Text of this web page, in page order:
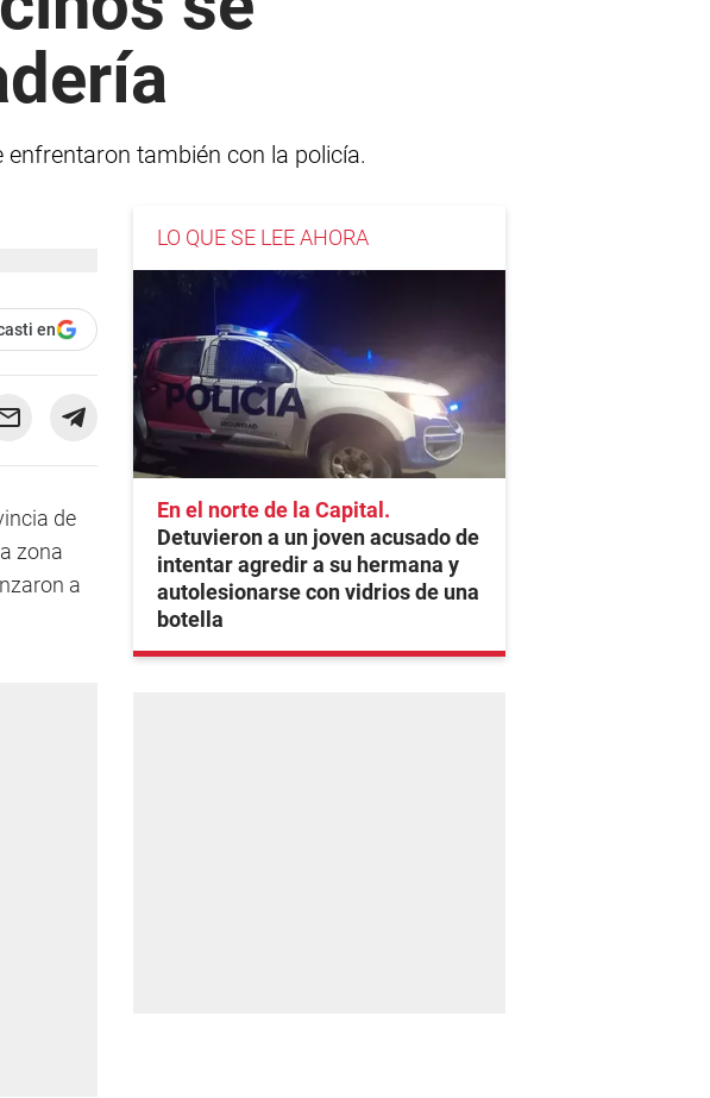
también con la policía.
en
de
zona
a
LO QUE SE LEE AHORA
En el norte de la Capital
Detuvieron a un joven acusado de
intentar agredir a su hermana y
autolesionarse con vidrios de una
botella